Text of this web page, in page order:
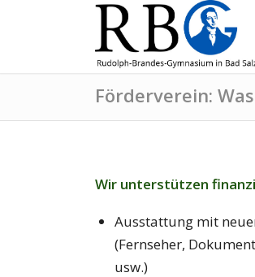
Förderverein:
Wir unterstützen
Ausstattung mit
(Fernseher,
usw.)